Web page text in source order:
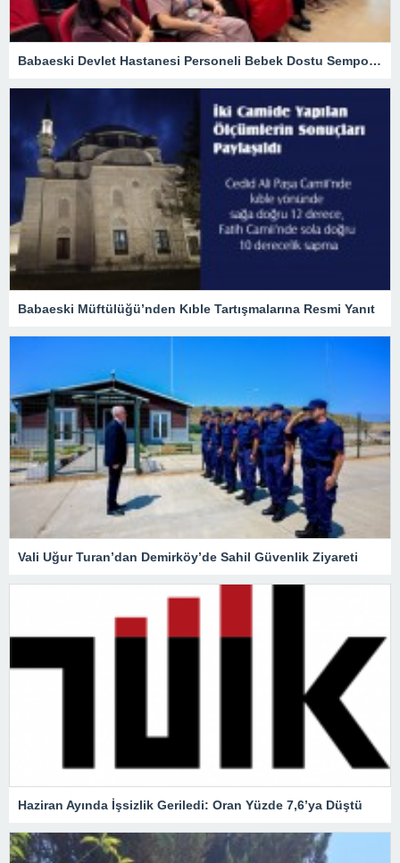
Babaeski Devlet Hastanesi Personeli Bebek Dostu Sempozyumunda
Babaeski Müftülüğü’nden Kıble Tartışmalarına Resmi Yanıt
Vali Uğur Turan’dan Demirköy’de Sahil Güvenlik Ziyareti
Haziran Ayında İşsizlik Geriledi: Oran Yüzde 7,6’ya Düştü